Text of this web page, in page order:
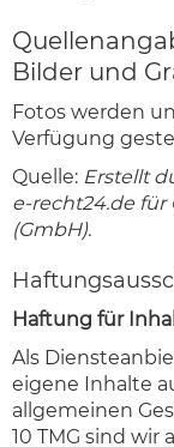
Bilder und
Fotos werden
Verfügung
Quelle: Erstellt
e-recht24.de für
(GmbH).
Haftung für
Als
eigene Inhalte
allgemeinen
10 TMG sind